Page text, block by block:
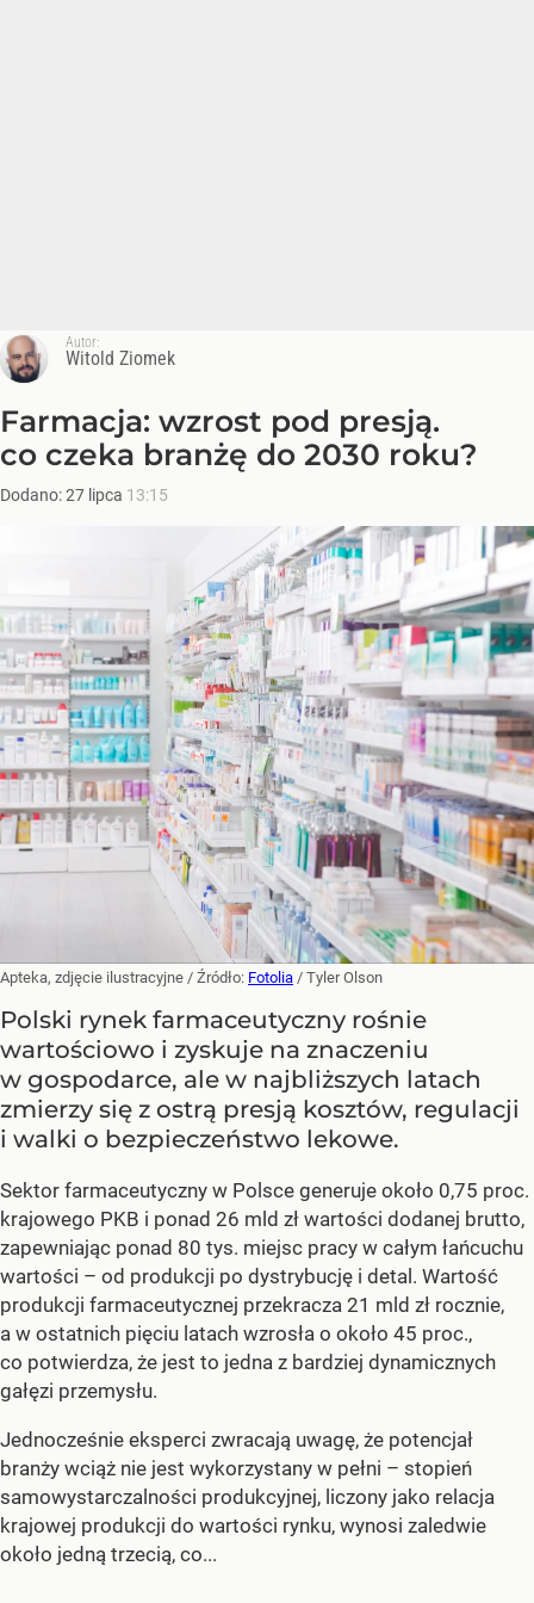
Autor:
Witold Ziomek
Farmacja: wzrost pod presją.
co czeka branżę do 2030 roku?
Dodano:27 lipca 13:15
Apteka, zdjęcie ilustracyjne / Źródło: Fotolia / Tyler Olson
Polski rynek farmaceutyczny rośnie
wartościowo i zyskuje na znaczeniu
w gospodarce, ale w najbliższych latach
zmierzy się z ostrą presją kosztów, regulacji
i walki o bezpieczeństwo lekowe.
Sektor farmaceutyczny w Polsce generuje około 0,75 proc.
krajowego PKB i ponad 26 mld zł wartości dodanej brutto,
zapewniając ponad 80 tys. miejsc pracy w całym łańcuchu
wartości – od produkcji po dystrybucję i detal. Wartość
produkcji farmaceutycznej przekracza 21 mld zł rocznie,
a w ostatnich pięciu latach wzrosła o około 45 proc.,
co potwierdza, że jest to jedna z bardziej dynamicznych
gałęzi przemysłu.
Jednocześnie eksperci zwracają uwagę, że potencjał
branży wciąż nie jest wykorzystany w pełni – stopień
samowystarczalności produkcyjnej, liczony jako relacja
krajowej produkcji do wartości rynku, wynosi zaledwie
około jedną trzecią, co...